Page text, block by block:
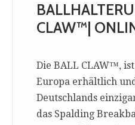
CLAW™|
Die BALL CLAW™,
Europa erhältlich
Deutschlands
das Spalding